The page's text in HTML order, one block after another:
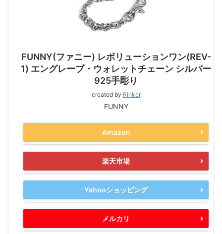
FUNNY(ファニー) レボリューションワン(REV-
1) エングレーブ・ウォレットチェーン シルバー
925手彫り
created by Rinker
FUNNY
Amazon
楽天市場
Yahooショッピング
メルカリ